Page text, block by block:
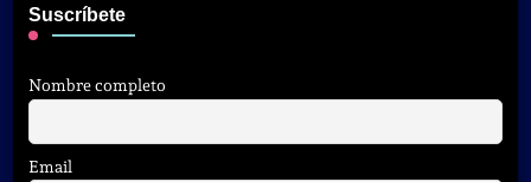
Suscríbete
Nombre completo
Email